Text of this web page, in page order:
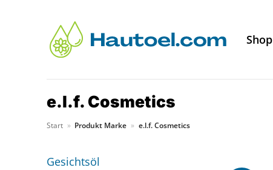
Shop
e.l.f. Cosmetics
Start » Produkt Marke » e.l.f. Cosmetics
Gesichtsöl